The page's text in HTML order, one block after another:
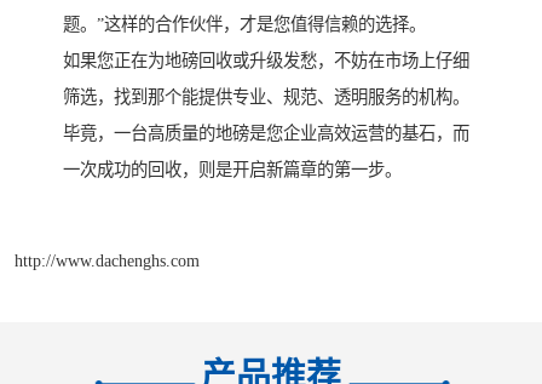
题。”这样的合作伙伴，才是您值得信赖的选择。
如果您正在为地磅回收或升级发愁，不妨在市场上仔细
筛选，找到那个能提供专业、规范、透明服务的机构。
毕竟，一台高质量的地磅是您企业高效运营的基石，而
一次成功的回收，则是开启新篇章的第一步。
http://www.dachenghs.com
产品推荐